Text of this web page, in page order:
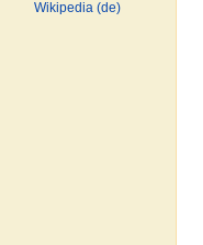
Wikipedia (de)